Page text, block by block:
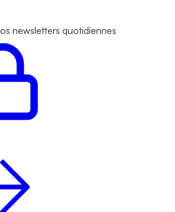
newsletters quotidiennes